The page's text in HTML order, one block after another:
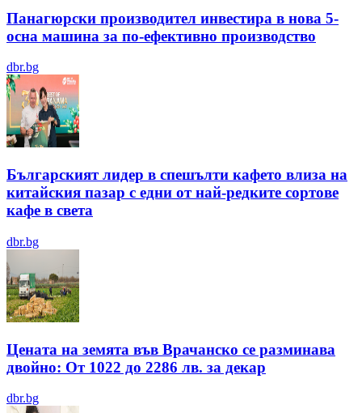
Панагюрски производител инвестира в нова 5-
осна машина за по-ефективно производство
dbr.bg
Българският лидер в спешълти кафето влиза на
китайския пазар с едни от най-редките сортове
кафе в света
dbr.bg
Цената на земята във Врачанско се разминава
двойно: От 1022 до 2286 лв. за декар
dbr.bg